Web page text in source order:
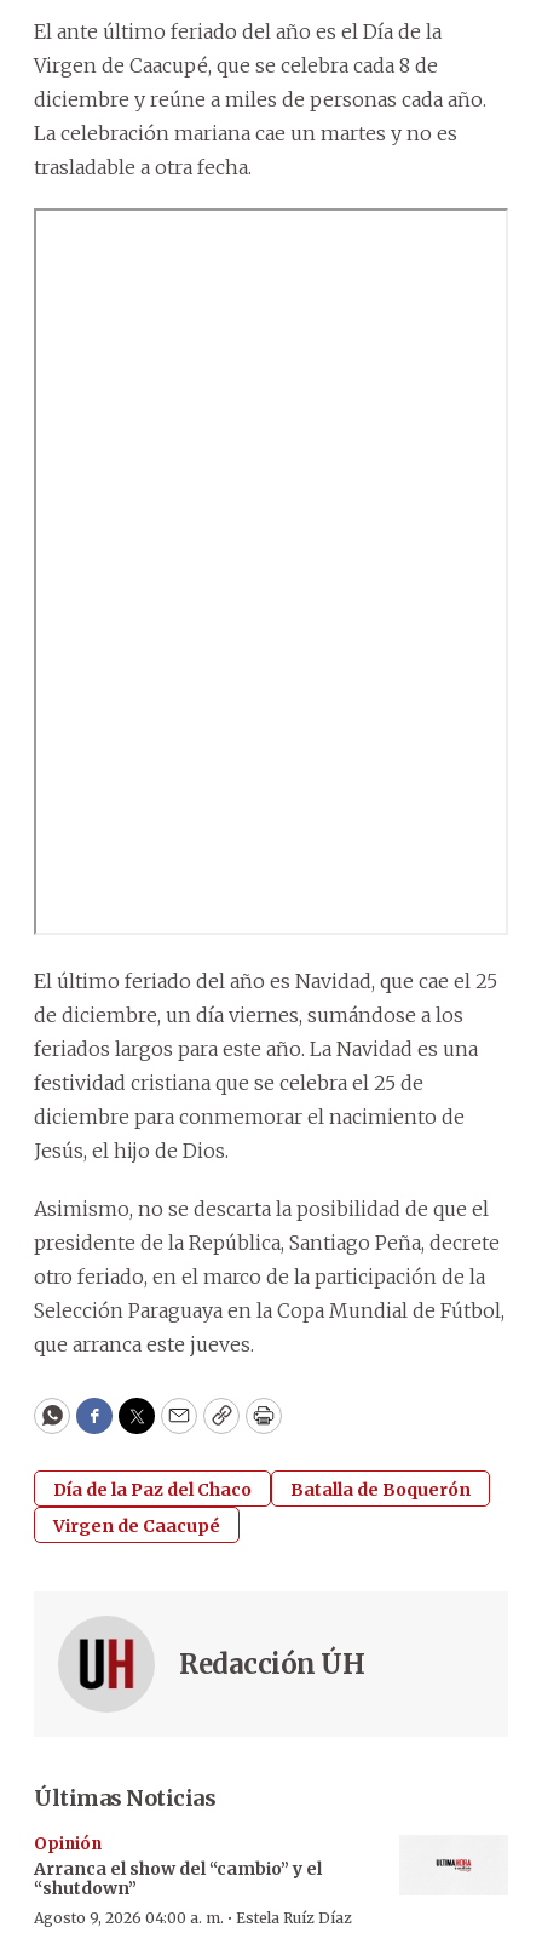
El ante último feriado del año es el Día de la
Virgen de Caacupé, que se celebra cada 8 de
diciembre y reúne a miles de personas cada año.
La celebración mariana cae un martes y no es
trasladable a otra fecha.
El último feriado del año es Navidad, que cae el 25
de diciembre, un día viernes, sumándose a los
feriados largos para este año. La Navidad es una
festividad cristiana que se celebra el 25 de
diciembre para conmemorar el nacimiento de
Jesús, el hijo de Dios.
Asimismo, no se descarta la posibilidad de que el
presidente de la República, Santiago Peña, decrete
otro feriado, en el marco de la participación de la
Selección Paraguaya en la Copa Mundial de Fútbol,
que arranca este jueves.
WhatsApp
Facebook
Twitter
EmailCopyPrint
Día de la Paz del Chaco
Batalla de Boquerón
Virgen de Caacupé
Redacción ÚH
Últimas Noticias
Opinión
Arranca el show del “cambio” y el
“shutdown”
Agosto 9, 2026 04:00 a. m. · Estela Ruíz Díaz